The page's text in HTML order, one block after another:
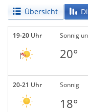
Übersicht
19-20 Uhr Sonnig
20°
20-21 Uhr Sonnig
18°